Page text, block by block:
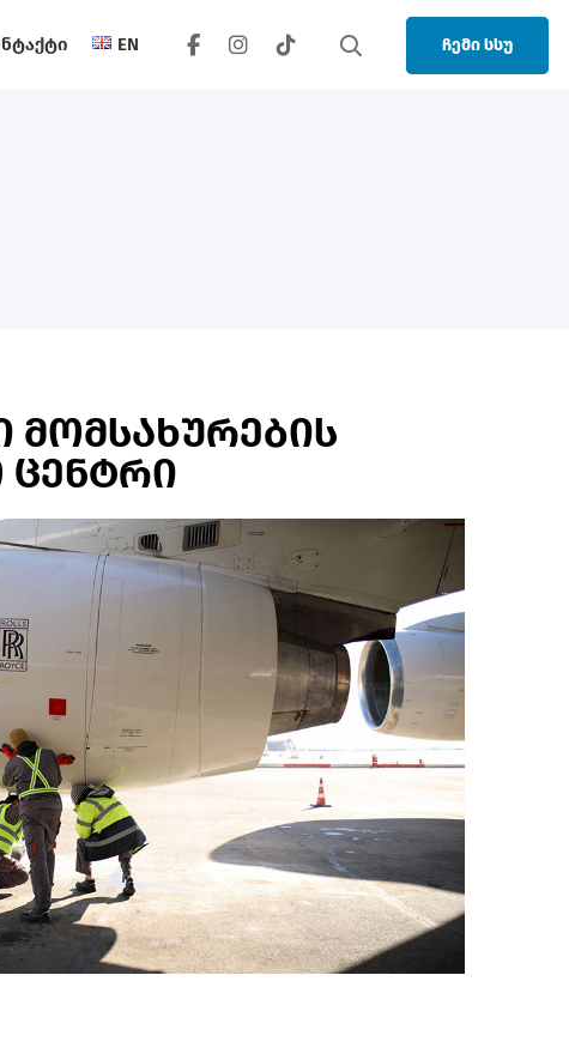
EN ჩემი სსუ
მომსახურების
ცენტრი